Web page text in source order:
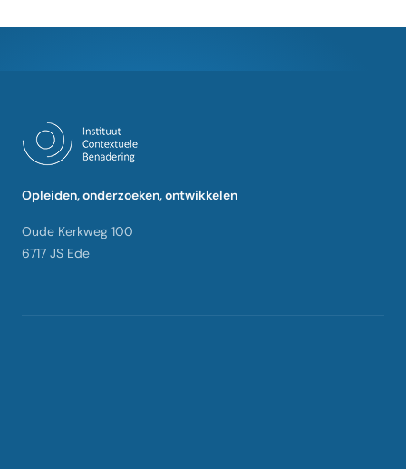
Opleiden, onderzoeken, ontwikkelen
Oude Kerkweg 100
6717 JS Ede